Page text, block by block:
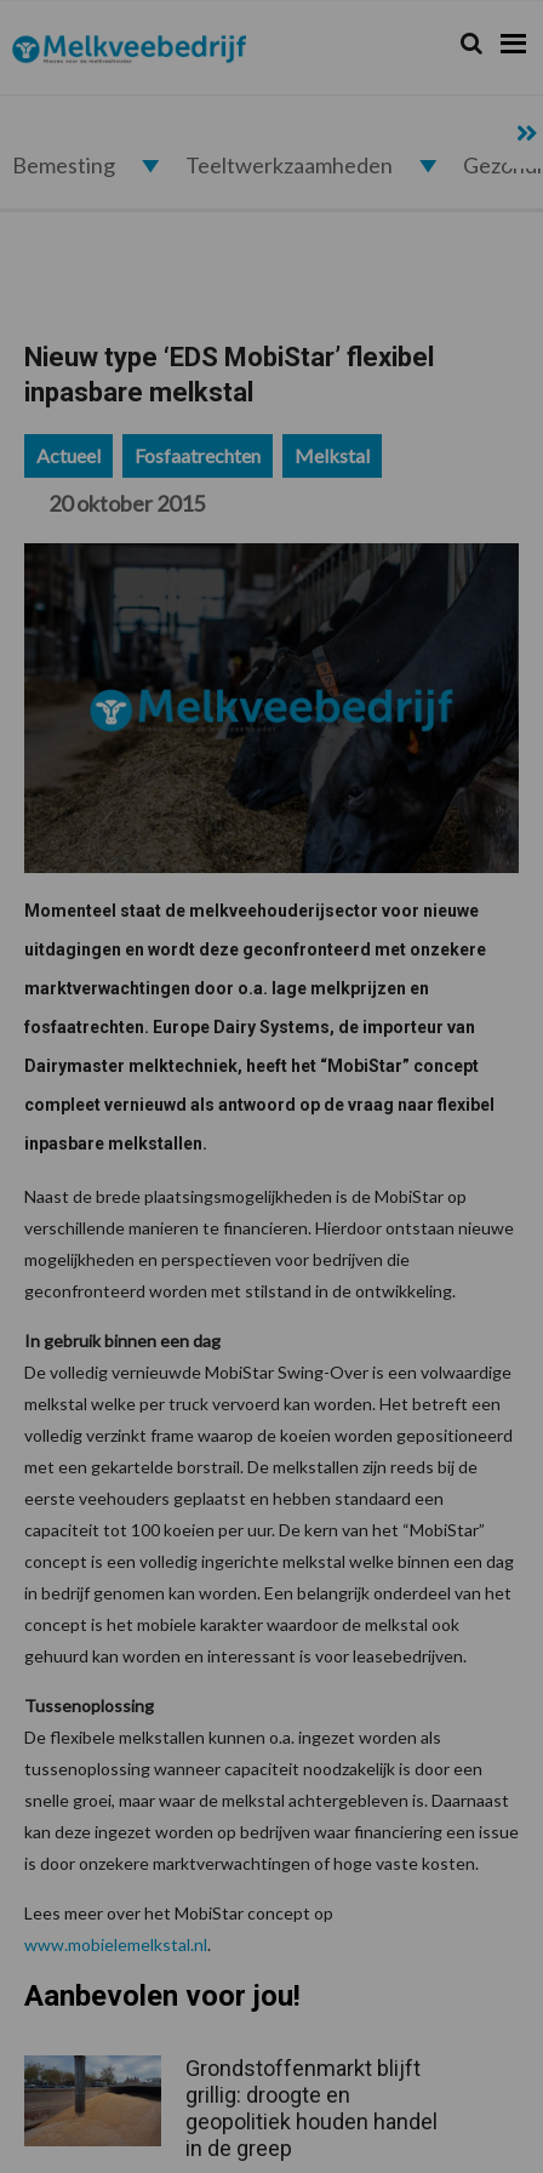
de
hoofdnavigatie
de
hoofd
de
eerste
de
voettekst
Melkveebedrijf.nl Zoeken...
Zoek
Bemesting Teeltwerkzaamheden
Nieuw type ‘EDS MobiStar’ flexibel
inpasbare melkstal
Actueel Fosfaatrechten Melkstal
20 oktober 2015
Momenteel staat de melkveehouderijsector voor nieuwe
uitdagingen en wordt deze geconfronteerd met onzekere
marktverwachtingen door o.a. lage melkprijzen en
fosfaatrechten. Europe Dairy Systems, de importeur van
Dairymaster melktechniek, heeft het “MobiStar” concept
compleet vernieuwd als antwoord op de vraag naar flexibel
inpasbare melkstallen.
Naast de brede plaatsingsmogelijkheden is de MobiStar op
verschillende manieren te financieren. Hierdoor ontstaan nieuwe
mogelijkheden en perspectieven voor bedrijven die
geconfronteerd worden met stilstand in de ontwikkeling.
In gebruik binnen een dag
De volledig vernieuwde MobiStar Swing-Over is een volwaardige
melkstal welke per truck vervoerd kan worden. Het betreft een
volledig verzinkt frame waarop de koeien worden gepositioneerd
met een gekartelde borstrail. De melkstallen zijn reeds bij de
eerste veehouders geplaatst en hebben standaard een
capaciteit tot 100 koeien per uur. De kern van het “MobiStar”
concept is een volledig ingerichte melkstal welke binnen een dag
in bedrijf genomen kan worden. Een belangrijk onderdeel van het
concept is het mobiele karakter waardoor de melkstal ook
gehuurd kan worden en interessant is voor leasebedrijven.
Tussenoplossing
De flexibele melkstallen kunnen o.a. ingezet worden als
tussenoplossing wanneer capaciteit noodzakelijk is door een
snelle groei, maar waar de melkstal achtergebleven is. Daarnaast
kan deze ingezet worden op bedrijven waar financiering een issue
is door onzekere marktverwachtingen of hoge vaste kosten.
Lees meer over het MobiStar concept op
www.mobielemelkstal.nl.
Aanbevolen voor jou!
Grondstoffenmarkt blijft
grillig: droogte en
geopolitiek houden handel
in de greep